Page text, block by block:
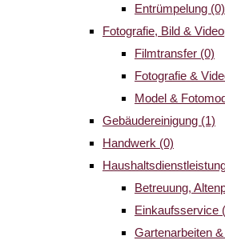
Entrümpelung (0)
Fotografie, Bild &
Filmtransfer (0)
Fotografie &
Model &
Gebäudereinigung (1)
Handwerk (0)
Betreuung,
Einkaufsservice
Gartenarbeiten